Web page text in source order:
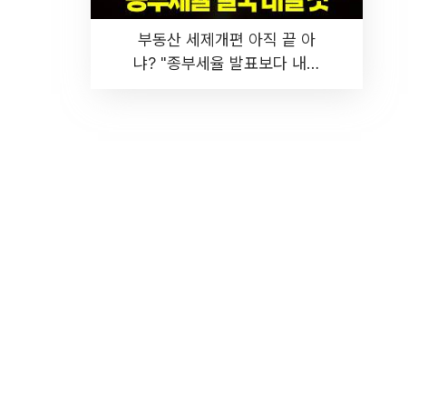
부동산 세제개편 아직 끝 아
냐? "종부세율 발표보다 내릴